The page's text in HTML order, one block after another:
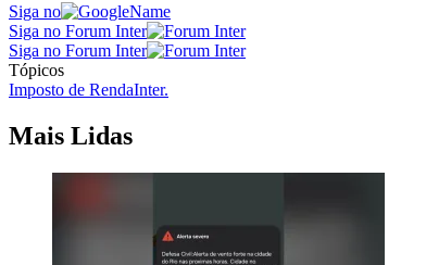
Siga no
Siga no Forum Inter
Siga no Forum Inter
Tópicos
Imposto de RendaInter.
Mais Lidas